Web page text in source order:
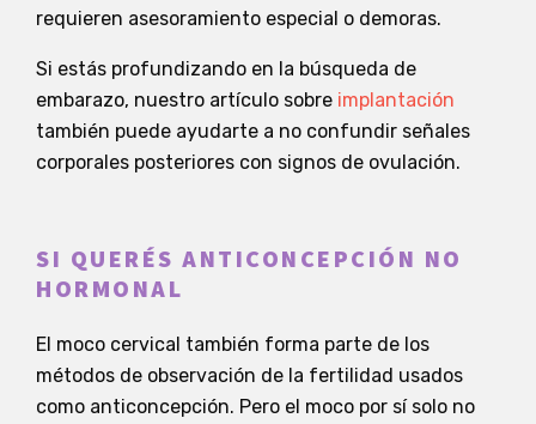
requieren asesoramiento especial o demoras.
Si estás profundizando en la búsqueda de
embarazo, nuestro artículo sobre implantación
también puede ayudarte a no confundir señales
corporales posteriores con signos de ovulación.
SI QUERÉS ANTICONCEPCIÓN NO
HORMONAL
El moco cervical también forma parte de los
métodos de observación de la fertilidad usados
como anticoncepción. Pero el moco por sí solo no